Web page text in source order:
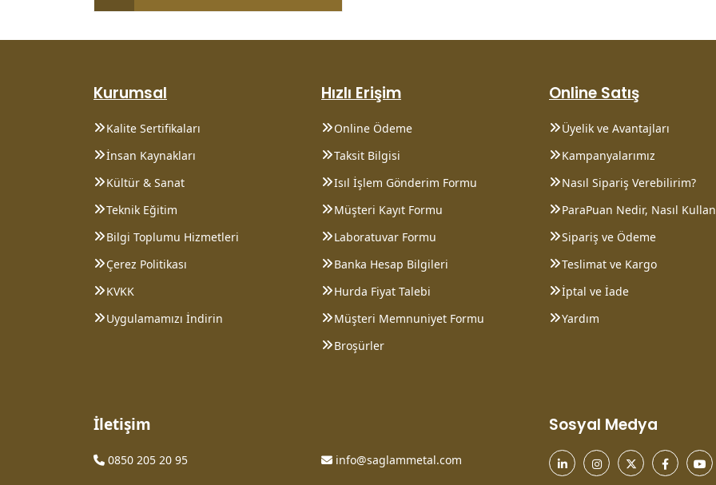
Kurumsal
Kalite Sertifikaları
İnsan Kaynakları
Kültür & Sanat
Teknik Eğitim
Bilgi Toplumu Hizmetleri
Çerez Politikası
KVKK
Uygulamamızı İndirin
Hızlı Erişim
Online Ödeme
Taksit Bilgisi
Isıl İşlem Gönderim Formu
Müşteri Kayıt Formu
Laboratuvar Formu
Banka Hesap Bilgileri
Hurda Fiyat Talebi
Müşteri Memnuniyet Formu
Broşürler
Online Satış
Üyelik ve Avantajları
Kampanyalarımız
Nasıl Sipariş Verebilirim?
ParaPuan Nedir, Nasıl
Sipariş ve Ödeme
Teslimat ve Kargo
İptal ve İade
Yardım
İletişim
0850 205 20 95 info@saglammetal.com
Sosyal Medya